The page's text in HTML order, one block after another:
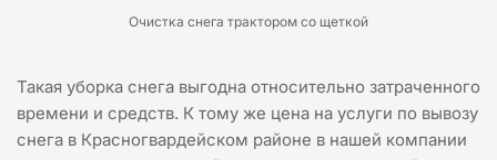
Очистка снега трактором со щеткой
Такая уборка снега выгодна относительно затраченного
времени и средств. К тому же цена на услуги по вывозу
снега в Красногвардейском районе в нашей компании